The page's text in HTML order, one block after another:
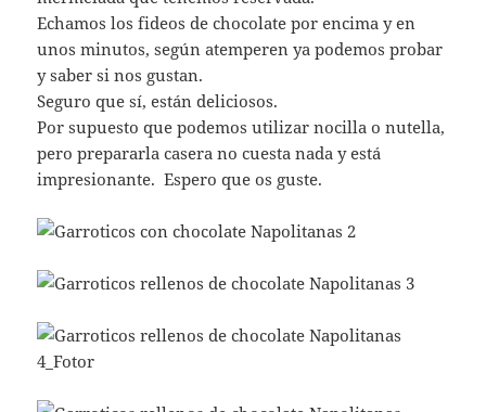
Echamos los fideos de chocolate por encima y en
unos minutos, según atemperen ya podemos probar
y saber si nos gustan.
Seguro que sí, están deliciosos.
Por supuesto que podemos utilizar nocilla o nutella,
pero prepararla casera no cuesta nada y está
impresionante. Espero que os guste.